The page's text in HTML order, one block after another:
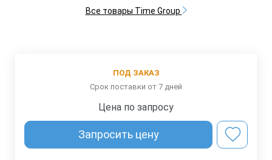
Все товары Time Group
ПОД ЗАКАЗ
Срок поставки от 7 дней
Цена по запросу
Запросить цену